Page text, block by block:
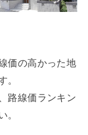
価の高かった地
。
路線価ランキン
。